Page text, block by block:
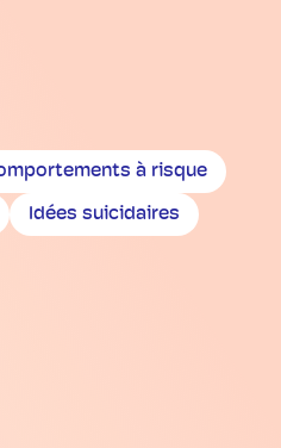
à risque
Idées suicidaires